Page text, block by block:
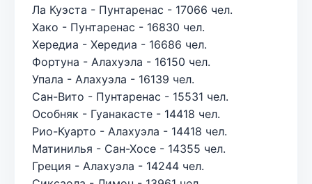
Ла Куэста - Пунтаренас - 17066 чел.
Хако - Пунтаренас - 16830 чел.
Хередиа - Хередиа - 16686 чел.
Фортуна - Алахуэла - 16150 чел.
Упала - Алахуэла - 16139 чел.
Сан-Вито - Пунтаренас - 15531 чел.
Особняк - Гуанакасте - 14418 чел.
Рио-Куарто - Алахуэла - 14418 чел.
Матинилья - Сан-Хосе - 14355 чел.
Греция - Алахуэла - 14244 чел.